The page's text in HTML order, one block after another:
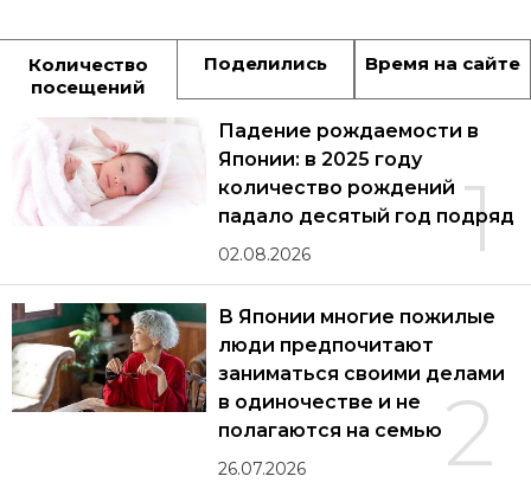
Количество
посещений
Поделились Время на сайте
1
Падение рождаемости в
Японии: в 2025 году
количество рождений
падало десятый год подряд
02.08.2026
2
В Японии многие пожилые
люди предпочитают
заниматься своими делами
в одиночестве и не
полагаются на семью
26.07.2026